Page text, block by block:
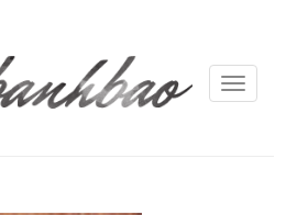
Toggle